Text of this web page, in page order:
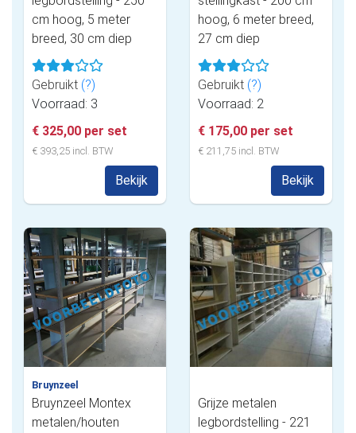
cm hoog, 5 meter
breed, 30 cm diep
Gebruikt (?)
Voorraad: 3
€ 325,00 per set
€ 393,25 incl. BTW
Bekijk
hoog, 6 meter breed,
27 cm diep
Gebruikt (?)
Voorraad: 2
€ 175,00 per set
€ 211,75 incl. BTW
Bekijk
Bruynzeel
Bruynzeel Montex
metalen/houten
Grijze metalen
legbordstelling - 221